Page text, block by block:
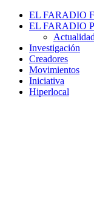
EL FARADIO
EL FARADIO
Actualidad
Investigación
Creadores
Movimientos
Iniciativa
Hiperlocal